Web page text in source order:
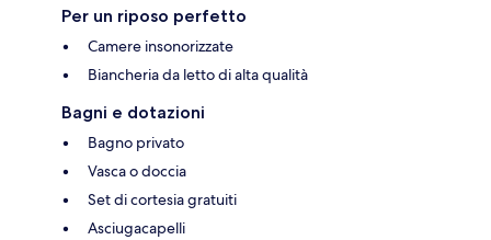
Per un riposo perfetto
Camere insonorizzate
Biancheria da letto di alta qualità
Bagni e dotazioni
Bagno privato
Vasca o doccia
Set di cortesia gratuiti
Asciugacapelli